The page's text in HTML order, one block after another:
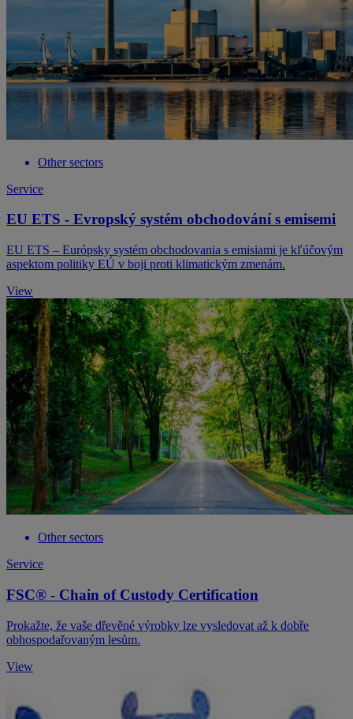
Other sectors
Service
EU ETS - Evropský systém obchodování s emisemi
EU ETS – Európsky systém obchodovania s emisiami je kľúčovým
aspektom politiky EÚ v boji proti klimatickým zmenám.
View
Other sectors
Service
FSC® - Chain of Custody Certification
Prokažte, že vaše dřevěné výrobky lze vysledovat až k dobře
obhospodařovaným lesům.
View